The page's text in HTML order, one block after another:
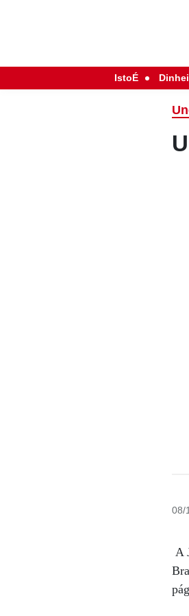
IstoÉ
08/
A